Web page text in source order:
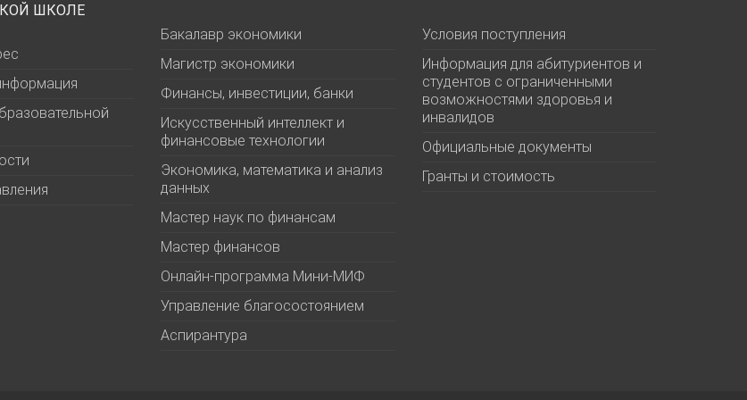
ШКОЛЕ
Бакалавр экономики
Магистр экономики
Финансы, инвестиции, банки
Искусственный интеллект и
финансовые технологии
Экономика, математика и анализ
данных
Мастер наук по финансам
Мастер финансов
Онлайн-программа Мини-МИФ
Управление благосостоянием
Аспирантура
Условия поступления
Информация для абитуриентов и
студентов с ограниченными
возможностями здоровья и
инвалидов
Официальные документы
Гранты и стоимость